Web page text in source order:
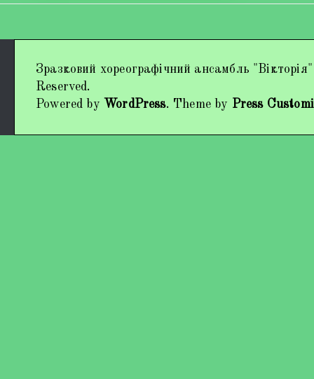
Наші виступи
Працівники колективу
Зразковий хореографічний ансамбль
Reserved.
Powered by WordPress. Theme by Press